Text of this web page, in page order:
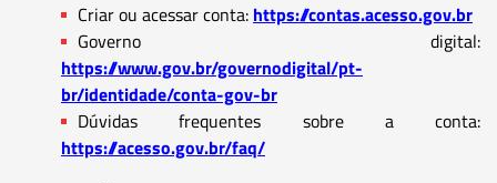
Criar ou acessar conta: https://contas.acesso.gov.br
Governo digital:
https://www.gov.br/governodigital/pt-
br/identidade/conta-gov-br
Dúvidas frequentes sobre a conta:
https://acesso.gov.br/faq/